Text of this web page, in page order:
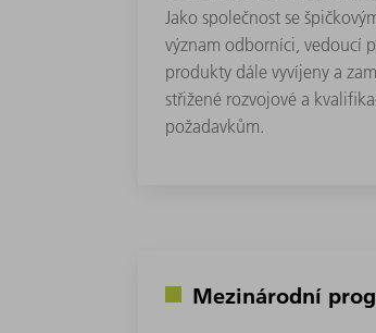
Jako společnost se
význam odborníci, vedoucí
produkty dále vyvíjeny a
střižené rozvojové a
požadavkům.
Mezinárodní